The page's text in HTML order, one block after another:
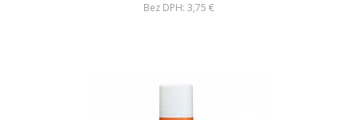
Bez DPH: 3,75 €